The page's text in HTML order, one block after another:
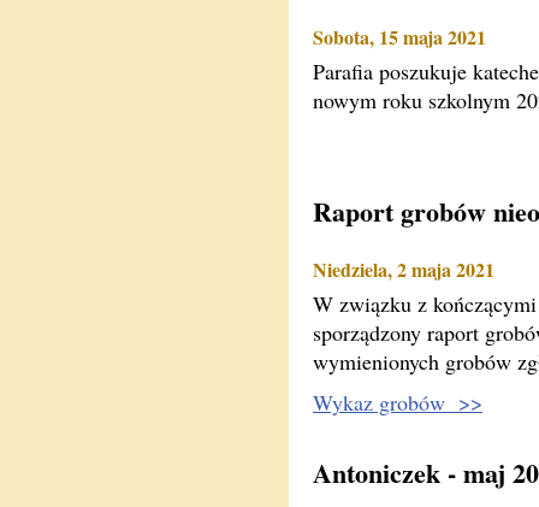
Sobota, 15 maja 2021
Parafia poszukuje
nowym roku szkolnym
Raport grobów
Niedziela, 2 maja 2021
W związku z
sporządzony raport
wymienionych grobów
Wykaz grobów >>
Antoniczek - maj